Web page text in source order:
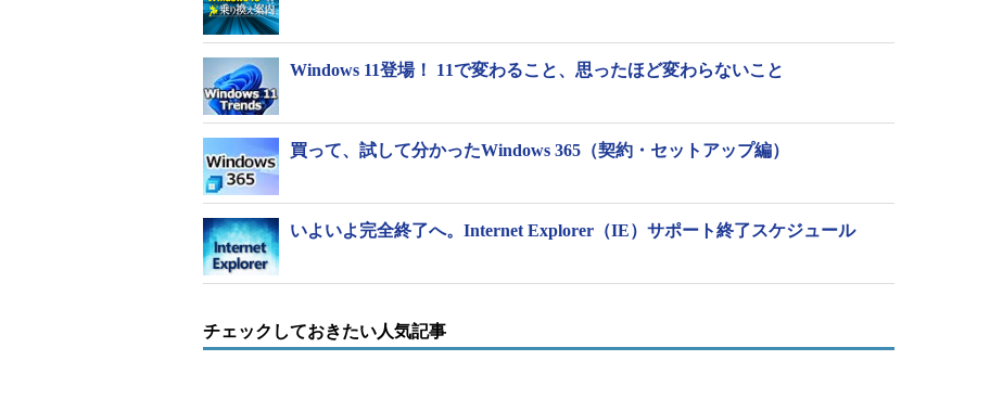
Windows 11登場！ 11で変わること、思ったほど変わらないこと
買って、試して分かったWindows 365（契約・セットアップ編）
いよいよ完全終了へ。Internet Explorer（IE）サポート終了スケジュール
チェックしておきたい人気記事